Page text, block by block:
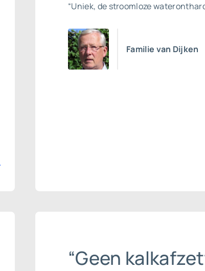
“Uniek, de stroomloze
Familie van Dijken
“Geen